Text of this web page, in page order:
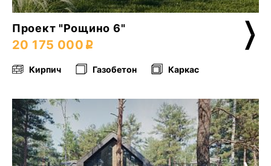
Проект "Рощино 6"
20 175 000
Кирпич Газобетон Каркас